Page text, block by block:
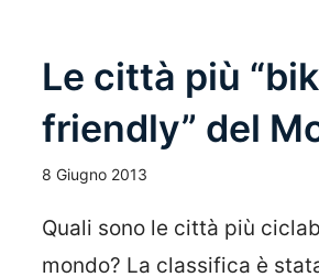
Le città più
friendly” del
8 Giugno 2013
Quali sono le città più
mondo? La classifica è